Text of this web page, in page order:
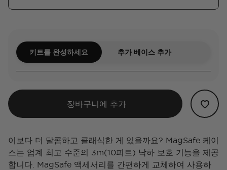
키트를 완성하세요 추가 베이스 추가
장바구니에 추가
이보다 더 달콤하고 클래식한 게 있을까요? MagSafe 케이
스는 업계 최고 수준의 3m(10피트) 낙하 보호 기능을 제공
합니다. MagSafe 액세서리를 간편하게 교체하여 사용하